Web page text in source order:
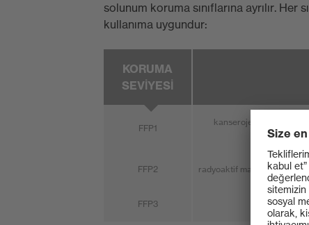
solunum koruma sınıflarına ayrılır.
kullanıma uygundur:
KORUMA
SEVIYESI
FFP1
kanserojen veya
FFP2 radyoaktif maddelerin, 3.
FFP3